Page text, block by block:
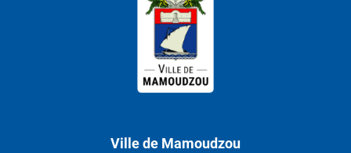
Ville de Mamoudzou